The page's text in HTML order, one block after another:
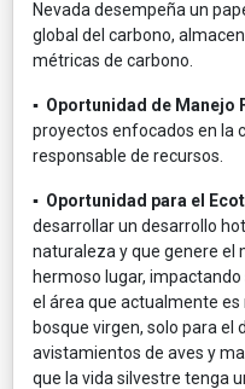
Nevada desempeña un
global del carbono,
métricas de carbono.
▪ Oportunidad de Manejo
proyectos enfocados en la
responsable de recursos.
▪ Oportunidad para el
desarrollar un desarrollo
naturaleza y que genere el
hermoso lugar,
el área que actualmente
bosque virgen, solo para el
avistamientos de aves y
que la vida silvestre tenga